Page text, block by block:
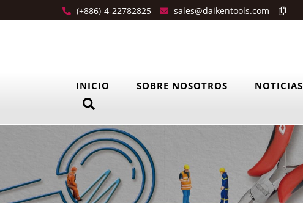
(+886)-4-22782825 sales@daikentools.com
INICIO SOBRE NOSOTROS NOTICIAS